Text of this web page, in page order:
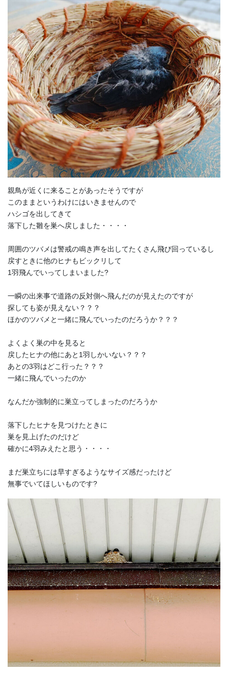
親鳥が近くに来ることがあったそうですが
このままというわけにはいきませんので
ハシゴを出してきて
落下した雛を巣へ戻しました・・・・
周囲のツバメは警戒の鳴き声を出してたくさん飛び回っているし
戻すときに他のヒナもビックリして
1羽飛んでいってしまいました?
一瞬の出来事で道路の反対側へ飛んだのが見えたのですが
探しても姿が見えない？？？
ほかのツバメと一緒に飛んでいったのだろうか？？？
よくよく巣の中を見ると
戻したヒナの他にあと1羽しかいない？？？
あとの3羽はどこ行った？？？
一緒に飛んでいったのか
なんだか強制的に巣立ってしまったのだろうか
落下したヒナを見つけたときに
巣を見上げたのだけど
確かに4羽みえたと思う・・・・
まだ巣立ちには早すぎるようなサイズ感だったけど
無事でいてほしいものです?